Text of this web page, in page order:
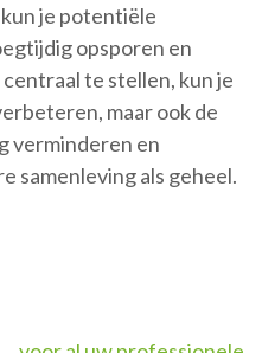
je potentiële
opsporen en
te stellen, kun je
maar ook de
verminderen en
samenleving als geheel.